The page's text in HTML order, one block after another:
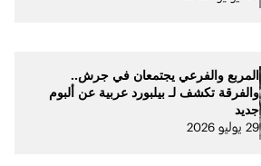
المربع والفرعي يجتمعان في جرش..
والفرقة تكشف لـ بيلبورد عربية عن ألبوم
جديد
29 يوليو 2026